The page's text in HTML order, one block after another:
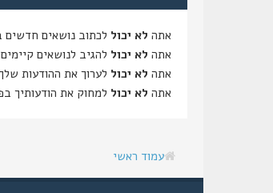
אתה לא יכול לכתוב נושאים חדשים
אתה לא יכול להגיב לנושאים
אתה לא יכול לערוך את ההודעות
אתה לא יכול למחוק את הודעותיך
עמוד ראשי